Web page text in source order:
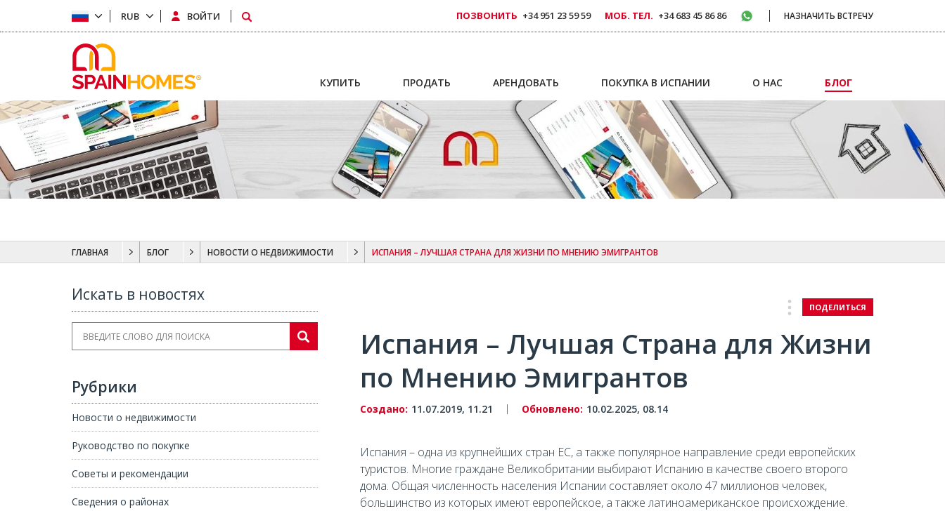
ГЛАВНАЯ БЛОГ НОВОСТИ О НЕДВИЖИМОСТИ ИСПАНИЯ – ЛУЧШАЯ СТРАНА ДЛЯ ЖИЗНИ ПО МНЕНИЮ ЭМИГРАНТОВ
Искать в новостях
Рубрики
Новости о недвижимости
Руководство по покупке
Советы и рекомендации
Сведения о районах
ПОДЕЛИТЬСЯ
Испания – Лучшая Страна для Жизни
по Мнению Эмигрантов
Создано: 11.07.2019, 11.21 Обновлено: 10.02.2025, 08.14
Испания – одна из крупнейших стран ЕС, а также популярное направление среди европейских
туристов. Многие граждане Великобритании выбирают Испанию в качестве своего второго
дома. Общая численность населения Испании составляет около 47 миллионов человек,
большинство из которых имеют европейское, а также латиноамериканское происхождение.
RUB ВОЙТИ ПОЗВОНИТЬ +34 951 23 59 59 МОБ. ТЕЛ. +34 683 45 86 86 НАЗНАЧИТЬ ВСТРЕЧУ
КУПИТЬ ПРОДАТЬ АРЕНДОВАТЬ ПОКУПКА В ИСПАНИИ О НАС БЛОГ